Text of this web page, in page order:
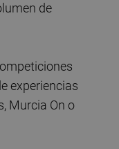
de
experiencias
Murcia On o